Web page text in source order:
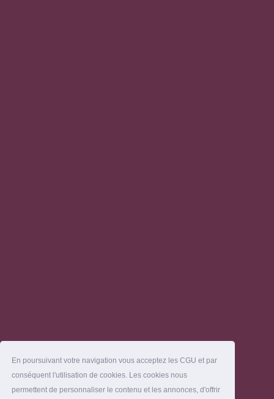
En poursuivant votre navigation vous acceptez les CGU et par
conséquent l'utilisation de cookies. Les cookies nous
permettent de personnaliser le contenu et les annonces, d'offrir